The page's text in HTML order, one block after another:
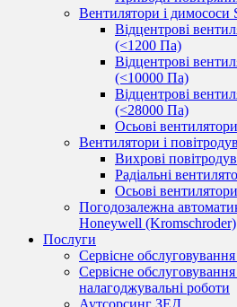
Вентилятори і димососи
Відцентрові
(<1200 Па)
Відцентрові
(<10000 Па)
Відцентрові
(<28000 Па)
Осьові вентилятори
Вентилятори і
Вихрові
Радіальні
Осьові вентилятори
Погодозалежна
Honeywell (Kromschroder)
Послуги
Сервісне
Сервісне
налагоджувальні роботи
Аутсорсинг ЗЕД